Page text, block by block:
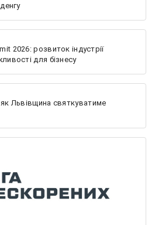
2026: розвиток індустрії
для бізнесу
Львівщина святкуватиме